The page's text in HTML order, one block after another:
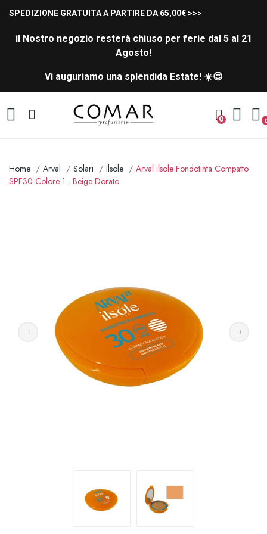
SPEDIZIONE GRATUITA A PARTIRE DA 65,00€ >>>
il Nostro negozio resterà chiuso per ferie dal 5 al 21
Agosto!
Vi auguriamo una splendida Estate! ☀️😍
0
Home Arval Solari Ilsole
Arval Ilsole Fondotinta Compatto
SPF30 Colore 1 - Beige Dorato